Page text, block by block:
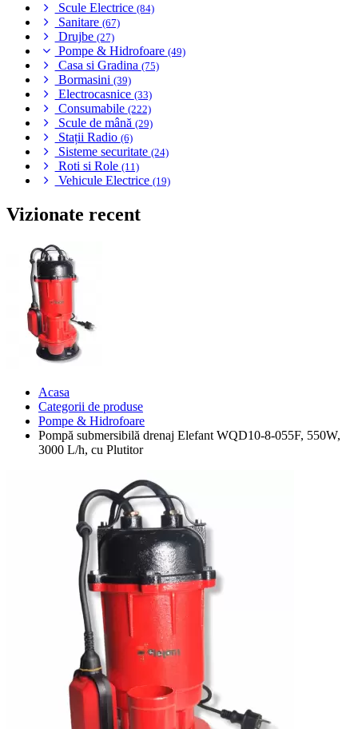
Scule Electrice (84)
Sanitare (67)
Drujbe (27)
Pompe & Hidrofoare (49)
Casa si Gradina (75)
Bormasini (39)
Electrocasnice (33)
Consumabile (222)
Scule de mână (29)
Stații Radio (6)
Sisteme securitate (24)
Roti si Role (11)
Vehicule Electrice (19)
Vizionate recent
Acasa
Categorii de produse
Pompe & Hidrofoare
Pompă submersibilă drenaj Elefant WQD10-8-055F, 550W,
3000 L/h, cu Plutitor